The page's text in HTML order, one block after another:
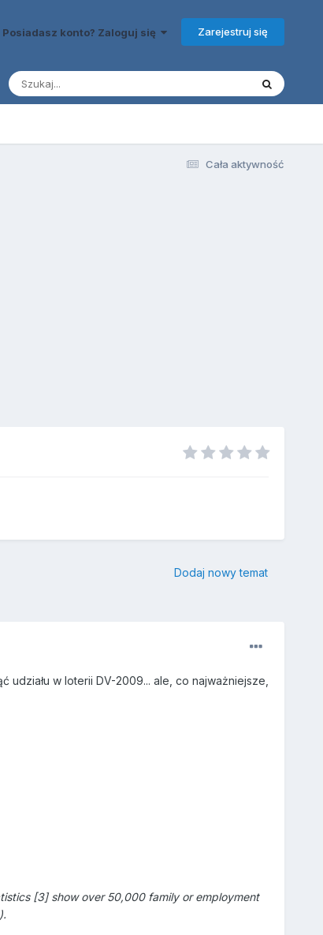
Posiadasz konto? Zaloguj się Zarejestruj się
Cała aktywność
Dodaj nowy temat
udziału w loterii DV-2009... ale, co najważniejsze,
[3] show over 50,000 family or employment